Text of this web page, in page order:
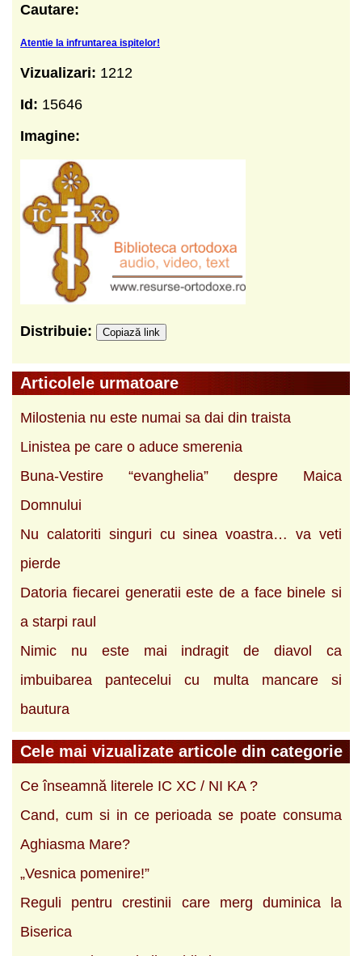
Cautare:
Atentie la infruntarea ispitelor!
Vizualizari: 1212
Id: 15646
Imagine:
Distribuie: Copiază link
Articolele urmatoare
Milostenia nu este numai sa dai din traista
Linistea pe care o aduce smerenia
Buna-Vestire “evanghelia” despre Maica
Domnului
Nu calatoriti singuri cu sinea voastra… va veti
pierde
Datoria fiecarei generatii este de a face binele si
a starpi raul
Nimic nu este mai indragit de diavol ca
imbuibarea pantecelui cu multa mancare si
bautura
Cele mai vizualizate articole din categorie
Ce înseamnă literele IC XC / NI KA ?
Cand, cum si in ce perioada se poate consuma
Aghiasma Mare?
„Vesnica pomenire!”
Reguli pentru crestinii care merg duminica la
Biserica